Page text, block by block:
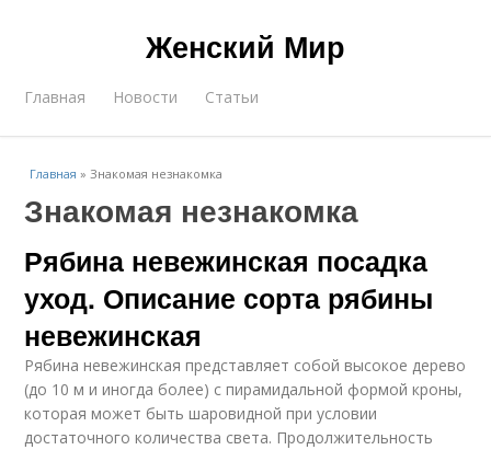
Женский Мир
Главная Новости Статьи
Главная »Знакомая незнакомка
Знакомая незнакомка
Рябина невежинская посадка
уход. Описание сорта рябины
невежинская
Рябина невежинская представляет собой высокое дерево
(до 10 м и иногда более) с пирамидальной формой кроны,
которая может быть шаровидной при условии
достаточного количества света. Продолжительность